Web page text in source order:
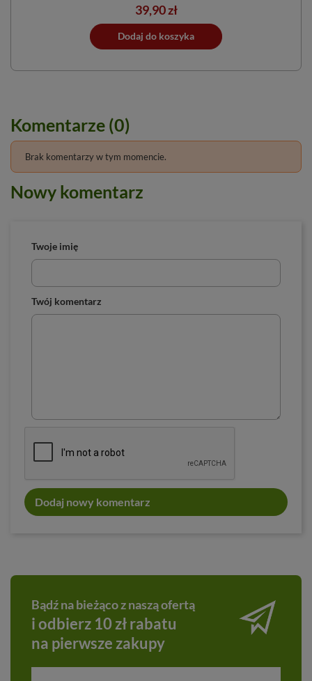
Cena
39,90 zł
Dodaj do koszyka
Komentarze (0)
Brak komentarzy w tym momencie.
Nowy komentarz
Twoje imię
Twój komentarz
Dodaj nowy komentarz
Bądź na bieżąco z naszą ofertą
i odbierz 10 zł rabatu
na pierwsze zakupy